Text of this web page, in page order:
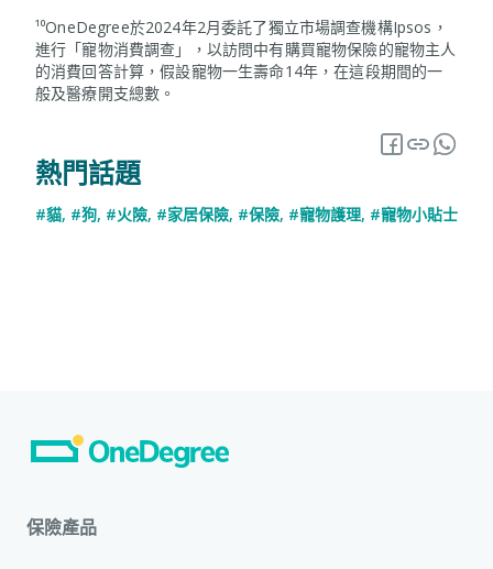
¹⁰OneDegree於2024年2月委託了獨立市場調查機構Ipsos，
進行「寵物消費調查」，以訪問中有購買寵物保險的寵物主人
的消費回答計算，假設寵物一生壽命14年，在這段期間的一
般及醫療開支總數。
熱門話題
#貓, #狗, #火險, #家居保險, #保險, #寵物護理, #寵物小貼士
保險產品